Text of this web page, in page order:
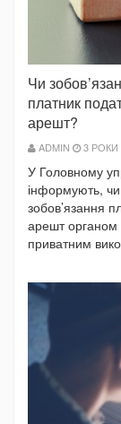
Чи
платник
арешт?
ADMIN 3 РОКИ
У Головному
інформують, чи
зобов’язання
арешт органом
приватним